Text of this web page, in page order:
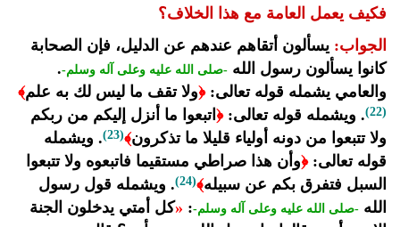
فكيف يعمل العامة مع هذا الخلاف؟
الجواب: يسألون أتقاهم عندهم عن الدليل، فإن الصحابة
كانوا يسألون رسول الله -صلى الله عليه وعلى آله وسلم-.
والعامي يشمله قوله تعالى:﴿ولا تقف ما ليس لك به علم﴾
(22) . ويشمله قوله تعالى:﴿ اتبعوا ما أنزل إليكم من ربكم
ولا تتبعوا من دونه أولياء قليلا ما تذكرون﴾(23)
. ويشمله
قوله تعالى:﴿وأن هذا صراطي مستقيما فاتبعوه ولا تتبعوا
السبل فتفرق بكم عن سبيله﴾(24)
. ويشمله قول رسول
الله -صلى الله عليه وعلى آله وسلم-:
«كل أمتي يدخلون الجنة